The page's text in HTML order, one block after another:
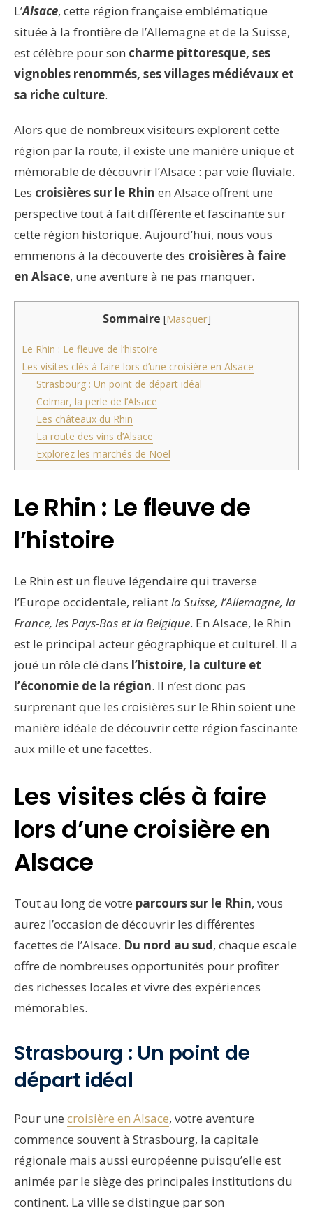
L’Alsace, cette région française emblématique
située à la frontière de l’Allemagne et de la Suisse,
est célèbre pour son charme pittoresque, ses
vignobles renommés, ses villages médiévaux et
sa riche culture.
Alors que de nombreux visiteurs explorent cette
région par la route, il existe une manière unique et
mémorable de découvrir l’Alsace : par voie fluviale.
Les croisières sur le Rhin en Alsace offrent une
perspective tout à fait différente et fascinante sur
cette région historique. Aujourd’hui, nous vous
emmenons à la découverte des croisières à faire
en Alsace, une aventure à ne pas manquer.
Sommaire [Masquer]
Le Rhin : Le fleuve de l’histoire
Les visites clés à faire lors d’une croisière en Alsace
Strasbourg : Un point de départ idéal
Colmar, la perle de l’Alsace
Les châteaux du Rhin
La route des vins d’Alsace
Explorez les marchés de Noël
Le Rhin : Le fleuve de
l’histoire
Le Rhin est un fleuve légendaire qui traverse
l’Europe occidentale, reliantla Suisse, l’Allemagne, la
France, les Pays-Bas et la Belgique. En Alsace, le Rhin
est le principal acteur géographique et culturel. Il a
joué un rôle clé dans l’histoire, la culture et
l’économie de la région. Il n’est donc pas
surprenant que les croisières sur le Rhin soient une
manière idéale de découvrir cette région fascinante
aux mille et une facettes.
Les visites clés à faire
lors d’une croisière en
Alsace
Tout au long de votre parcours sur le Rhin, vous
aurez l’occasion de découvrir les différentes
facettes de l’Alsace. Du nord au sud, chaque escale
offre de nombreuses opportunités pour profiter
des richesses locales et vivre des expériences
mémorables.
Strasbourg : Un point de
départ idéal
Pour une croisière en Alsace, votre aventure
commence souvent à Strasbourg, la capitale
régionale mais aussi européenne puisqu’elle est
animée par le siège des principales institutions du
continent. La ville se distingue par son